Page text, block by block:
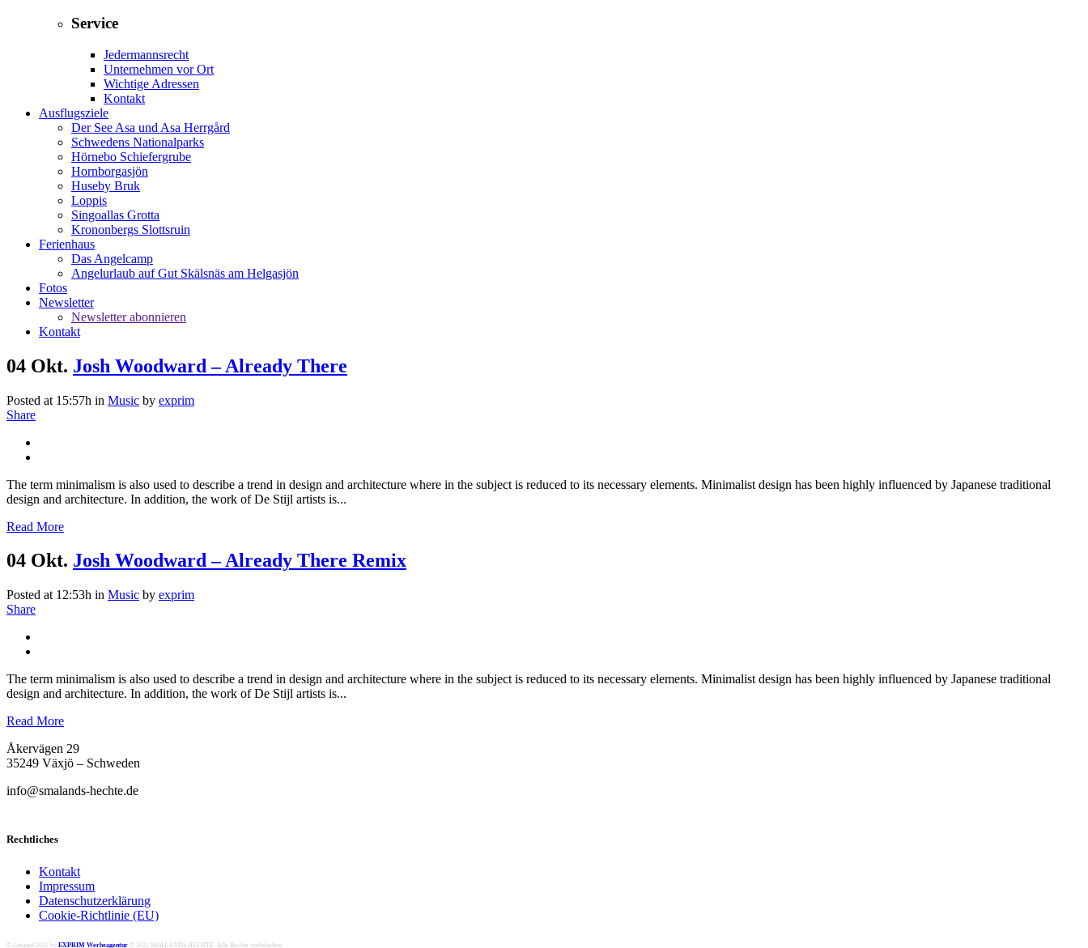
Service
Jedermannsrecht
Unternehmen vor Ort
Wichtige Adressen
Kontakt
Ausflugsziele
Der See Asa und Asa Herrgård
Schwedens Nationalparks
Hörnebo Schiefergrube
Hornborgasjön
Huseby Bruk
Loppis
Singoallas Grotta
Krononbergs Slottsruin
Ferienhaus
Das Angelcamp
Angelurlaub auf Gut Skälsnäs am Helgasjön
Fotos
Newsletter
Newsletter abonnieren
Kontakt
04 Okt. Josh Woodward – Already There
Posted at 15:57h in Music by exprim
Share
The term minimalism is also used to describe a trend in design and architecture where in the subject is reduced to its necessary elements. Minimalist design has been highly influenced by Japanese traditional
design and architecture. In addition, the work of De Stijl artists is...
Read More
04 Okt. Josh Woodward – Already There Remix
Posted at 12:53h in Music by exprim
Share
The term minimalism is also used to describe a trend in design and architecture where in the subject is reduced to its necessary elements. Minimalist design has been highly influenced by Japanese traditional
design and architecture. In addition, the work of De Stijl artists is...
Read More
Åkervägen 29
35249 Växjö – Schweden
info@smalands-hechte.de
Rechtliches
Kontakt
Impressum
Datenschutzerklärung
Cookie-Richtlinie (EU)
© Created 2021 by EXPRIM Werbeagentur © 2021 SMALANDS HECHTE. Alle Rechte vorbehalten